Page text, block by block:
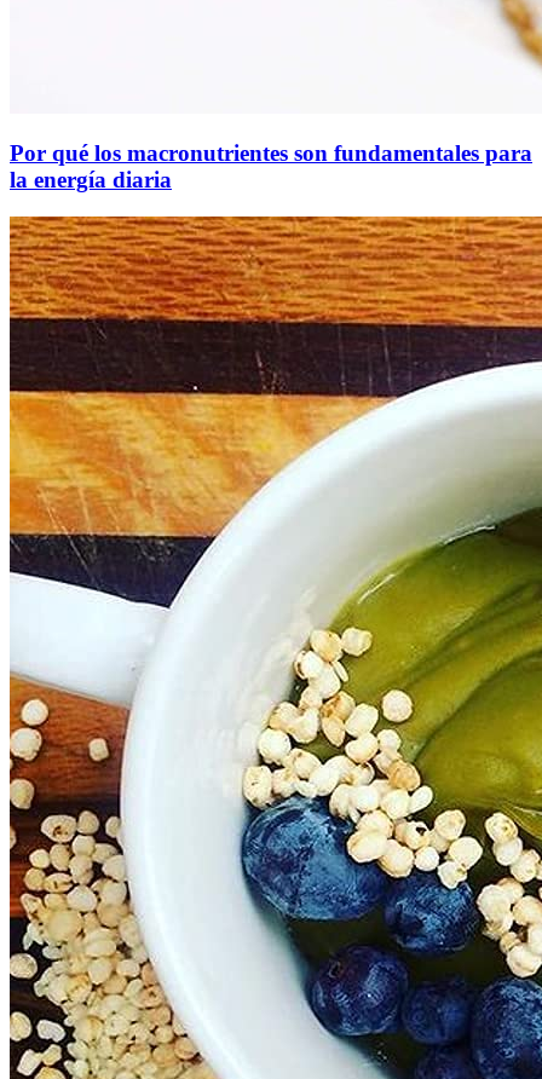
Por qué los macronutrientes son fundamentales para
la energía diaria